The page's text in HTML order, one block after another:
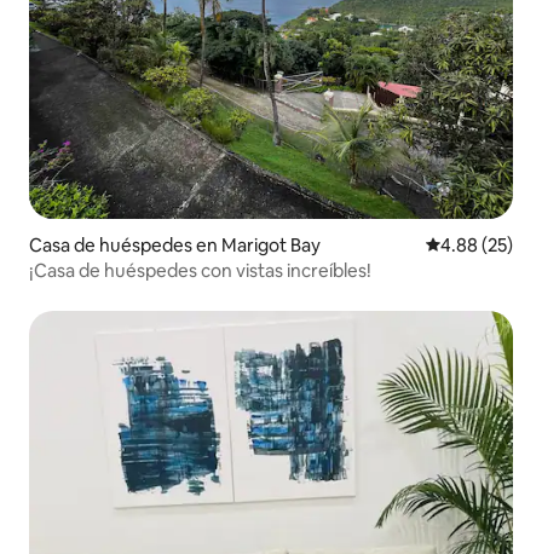
Casa de huéspedes en Marigot Bay Calificación
4.88 (25)
¡Casa de huéspedes con vistas increíbles!